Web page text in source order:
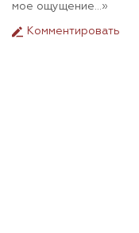
мое ощущение…»
Комментировать